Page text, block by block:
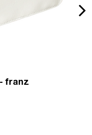
franz